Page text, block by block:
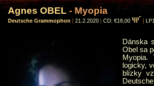
Agnes OBEL - Myopia
Deutsche Grammophon | 21.2.2020 | CD: €18,00 |
Dánska
Obel sa
Myopia.
logicky,
blízky